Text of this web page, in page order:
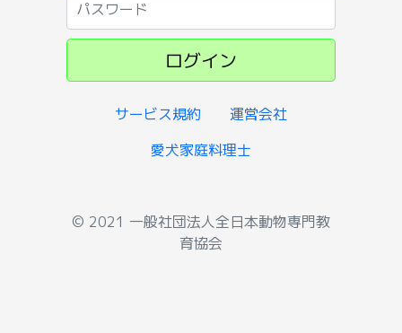
ログイン
サービス規約
運営会社
愛犬家庭料理士
© 2021 一般社団法人全日本動物専門教
育協会